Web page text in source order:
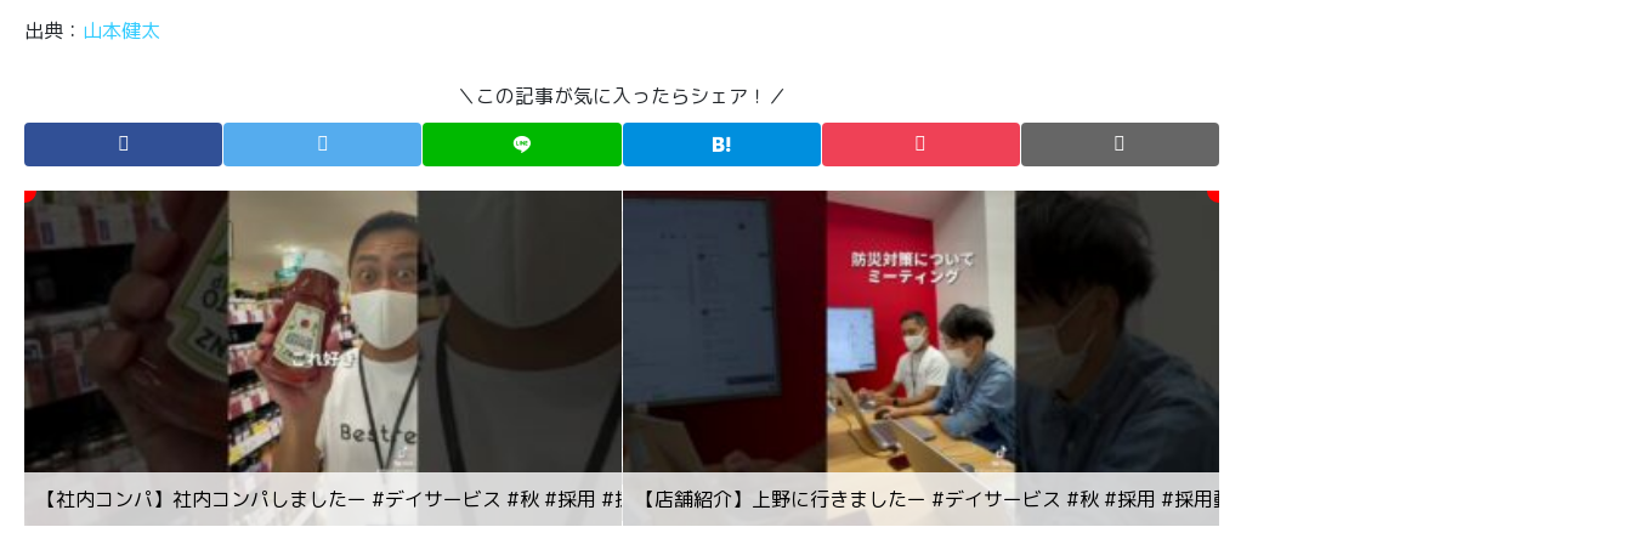
出典： 山本健太
＼この記事が気に入ったらシェア！／
【店舗紹介】上野に行きましたー #デイサービス #秋 #採用 #採用動画 #上野 #駅弁 #デイサービスレクリエーシ
【社内コンパ】社内コンパしましたー #デイサービス #秋 #採用 #採用動画 #社内 #仲良し